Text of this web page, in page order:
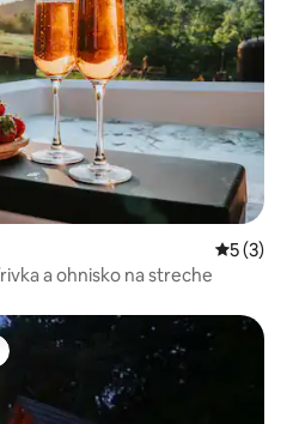
5 (3)
a ohnisko na streche